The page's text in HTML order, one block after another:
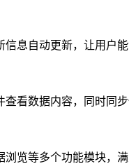
息自动更新，让用户
看数据内容，同时同
览等多个功能模块，